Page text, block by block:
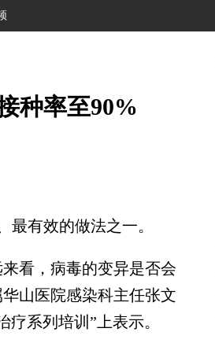
种率至90%
有效的做法之一。
看，病毒的变异是否会
山医院感染科主任张文
系列培训”上表示。